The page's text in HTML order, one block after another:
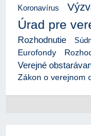
Koronavírus
Úrad pre
Rozhodnutie
Eurofondy
Verejné
Zákon o verejnom